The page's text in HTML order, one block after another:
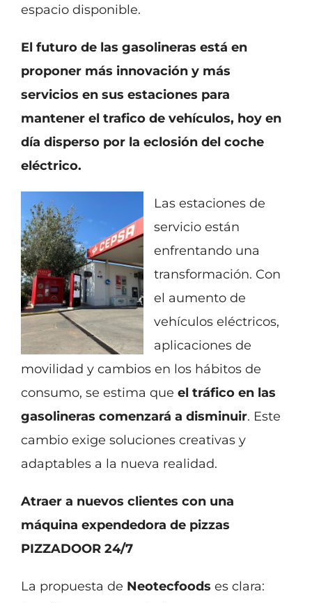
espacio disponible.
El futuro de las gasolineras está en
proponer más innovación y más
servicios en sus estaciones para
mantener el trafico de vehículos, hoy en
día disperso por la eclosión del coche
eléctrico.
Las estaciones de
servicio están
enfrentando una
transformación. Con
el aumento de
vehículos eléctricos,
aplicaciones de
movilidad y cambios en los hábitos de
consumo, se estima que el tráfico en las
gasolineras comenzará a disminuir. Este
cambio exige soluciones creativas y
adaptables a la nueva realidad.
Atraer a nuevos clientes con una
máquina expendedora de pizzas
PIZZADOOR 24/7
La propuesta de Neotecfoods es clara: